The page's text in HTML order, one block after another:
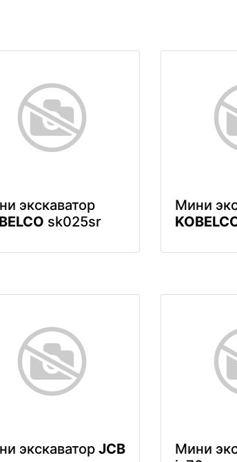
экскаватор
sk025sr
Мини
экскаватор JCB
Мини